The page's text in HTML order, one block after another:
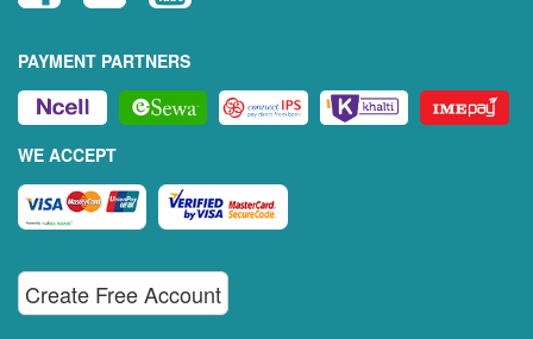
PAYMENT PARTNERS
WE ACCEPT
Create Free Account